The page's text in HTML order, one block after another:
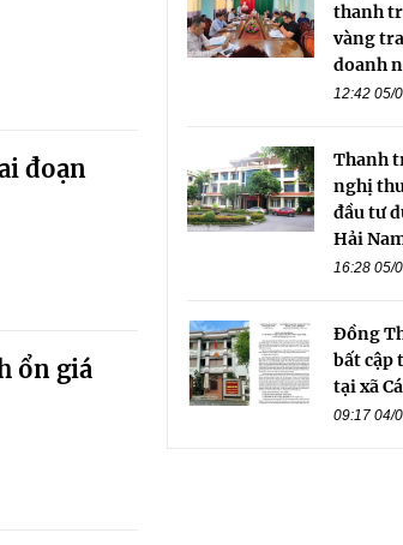
đoạn
ổn giá
thanh
vàng
doanh
12:42 05/
Thanh
nghị
đầu tư
Hải
16:28 05/
Đồng
bất cập
tại xã
09:17 04/